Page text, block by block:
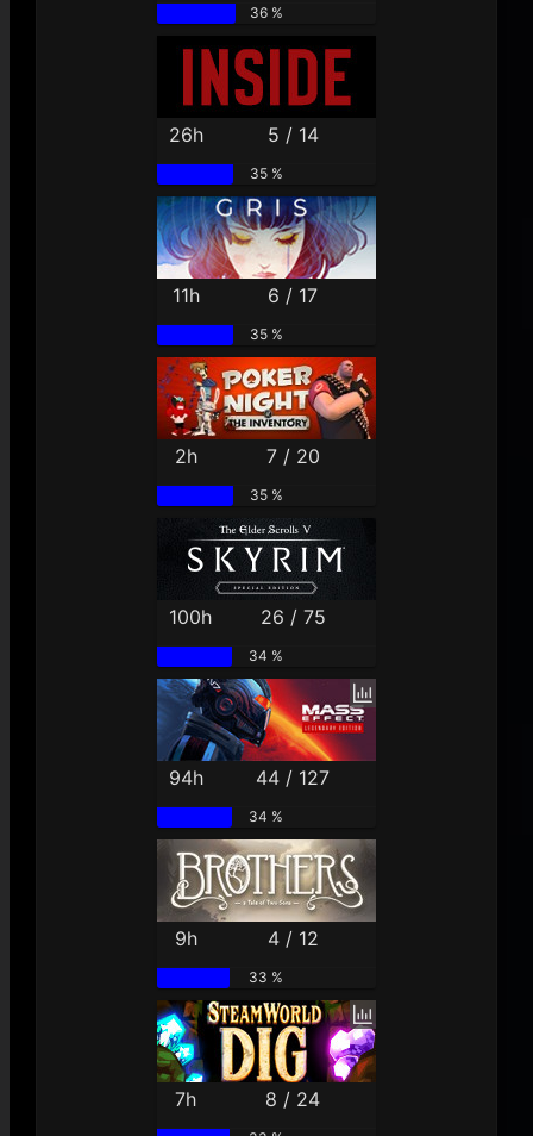
36 %
26h 5 / 14
35 %
11h 6 / 17
35 %
2h 7 / 20
35 %
100h 26 / 75
34 %
94h 44 / 127
34 %
9h 4 / 12
33 %
7h 8 / 24